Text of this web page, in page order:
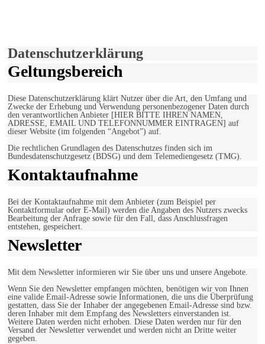
Datenschutzerklärung
Geltungsbereich
Diese Datenschutzerklärung klärt Nutzer über die Art, den Umfang und
Zwecke der Erhebung und Verwendung personenbezogener Daten durch
den verantwortlichen Anbieter [HIER BITTE IHREN NAMEN,
ADRESSE, EMAIL UND TELEFONNUMMER EINTRAGEN] auf
dieser Website (im folgenden “Angebot”) auf.
Die rechtlichen Grundlagen des Datenschutzes finden sich im
Bundesdatenschutzgesetz (BDSG) und dem Telemediengesetz (TMG).
Kontaktaufnahme
Bei der Kontaktaufnahme mit dem Anbieter (zum Beispiel per
Kontaktformular oder E-Mail) werden die Angaben des Nutzers zwecks
Bearbeitung der Anfrage sowie für den Fall, dass Anschlussfragen
entstehen, gespeichert.
Newsletter
Mit dem Newsletter informieren wir Sie über uns und unsere Angebote.
Wenn Sie den Newsletter empfangen möchten, benötigen wir von Ihnen
eine valide Email-Adresse sowie Informationen, die uns die Überprüfung
gestatten, dass Sie der Inhaber der angegebenen Email-Adresse sind bzw.
deren Inhaber mit dem Empfang des Newsletters einverstanden ist.
Weitere Daten werden nicht erhoben. Diese Daten werden nur für den
Versand der Newsletter verwendet und werden nicht an Dritte weiter
gegeben.